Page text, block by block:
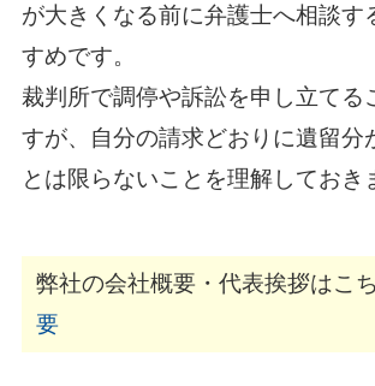
が大きくなる前に弁護士へ相談す
すめです。
裁判所で調停や訴訟を申し立てる
すが、自分の請求どおりに遺留分
とは限らないことを理解しておき
弊社の会社概要・代表挨拶はこち
要